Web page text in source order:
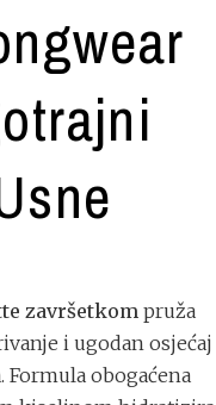
završetkom pruža
i ugodan osjećaj
Formula obogaćena